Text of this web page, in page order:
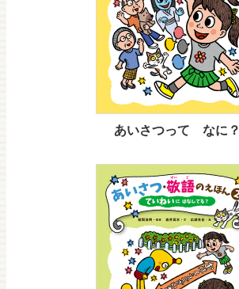
あいさつって なに？